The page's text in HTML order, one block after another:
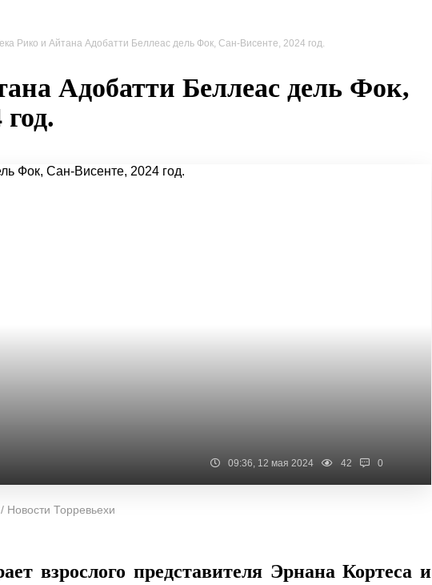
Рико и Айтана Адобатти Беллеас дель Фок, Сан-Висенте, 2024 год.
Адобатти Беллеас дель Фок,
09:36, 12 мая 2024 42 0
Новости Торревьехи
взрослого представителя Эрнана Кортеса и